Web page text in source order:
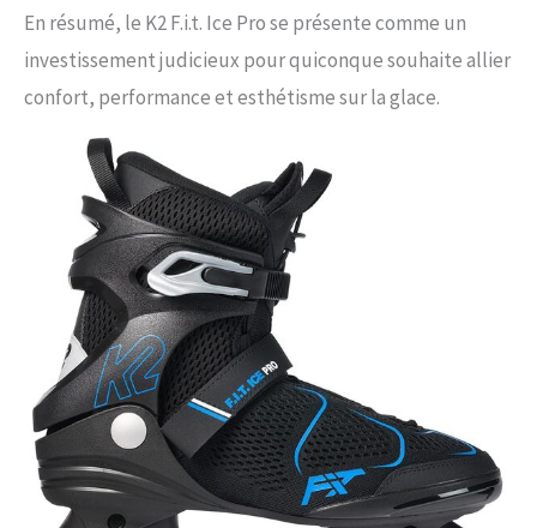
En résumé, le K2 F.i.t. Ice Pro se présente comme un
investissement judicieux pour quiconque souhaite allier
confort, performance et esthétisme sur la glace.